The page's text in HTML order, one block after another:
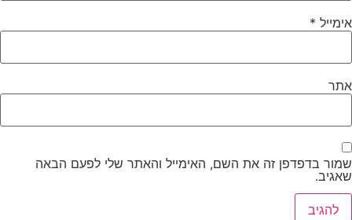
אימייל *
אתר
שמור בדפדפן זה את השם, האימייל והאתר שלי לפעם הבאה
שאגיב.